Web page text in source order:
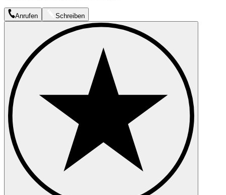
Anrufen Schreiben